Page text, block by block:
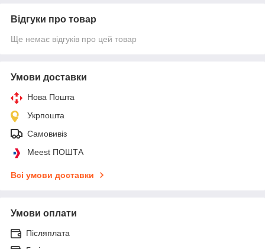
Відгуки про товар
Ще немає відгуків про цей товар
Умови доставки
Нова Пошта
Укрпошта
Самовивіз
Meest ПОШТА
Всі умови доставки
Умови оплати
Післяплата